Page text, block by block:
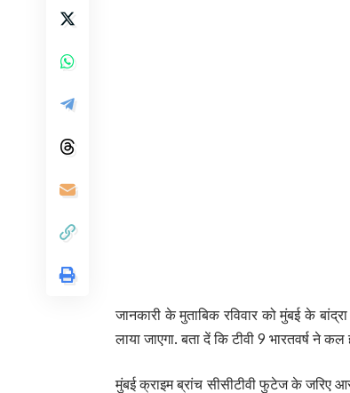
जानकारी के मुताबिक रविवार को मुंबई के
लाया जाएगा. बता दें कि टीवी 9 भारतवर्ष ने
मुंबई क्राइम ब्रांच सीसीटीवी फुटेज के जरिए